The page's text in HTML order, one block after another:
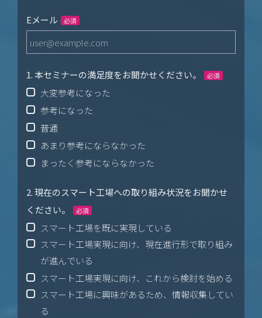
Eメール 必須
1. 本セミナーの満足度をお聞かせください。 必須
大変参考になった
参考になった
普通
あまり参考にならなかった
まったく参考にならなかった
2. 現在のスマート工場への取り組み状況をお聞かせ
ください。
必須
スマート工場を既に実現している
スマート工場実現に向け、現在進行形で取り組み
が進んでいる
スマート工場実現に向け、これから検討を始める
スマート工場に興味があるため、情報収集してい
る